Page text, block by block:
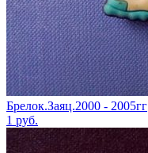
Брелок.Заяц.2000 - 2005гг
1 руб.